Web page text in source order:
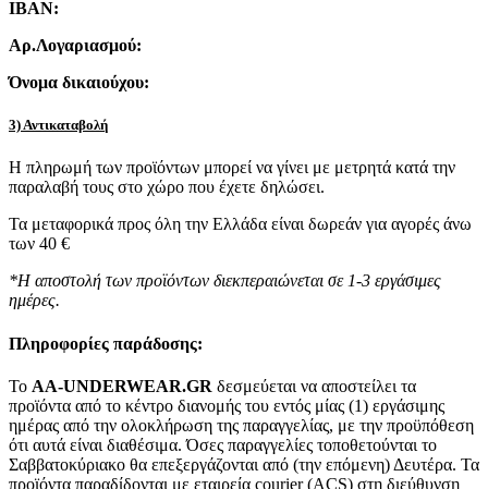
IBAN:
Αρ.Λογαριασμού:
Όνομα δικαιούχου:
3) Αντικαταβολή
Η πληρωμή των προϊόντων μπορεί να γίνει με μετρητά κατά την
παραλαβή τους στο χώρο που έχετε δηλώσει.
Τα μεταφορικά προς όλη την Ελλάδα είναι δωρεάν για αγορές άνω
των 40 €
*Η αποστολή των προϊόντων διεκπεραιώνεται σε 1-3 εργάσιμες
ημέρες.
Πληροφορίες παράδοσης:
To AA-UNDERWEAR.GR δεσμεύεται να αποστείλει τα
προϊόντα από το κέντρο διανομής του εντός μίας (1) εργάσιμης
ημέρας από την ολοκλήρωση της παραγγελίας, με την προϋπόθεση
ότι αυτά είναι διαθέσιμα. Όσες παραγγελίες τοποθετούνται το
Σαββατοκύριακο θα επεξεργάζονται από (την επόμενη) Δευτέρα. Τα
προϊόντα παραδίδονται με εταιρεία courier (ACS) στη διεύθυνση